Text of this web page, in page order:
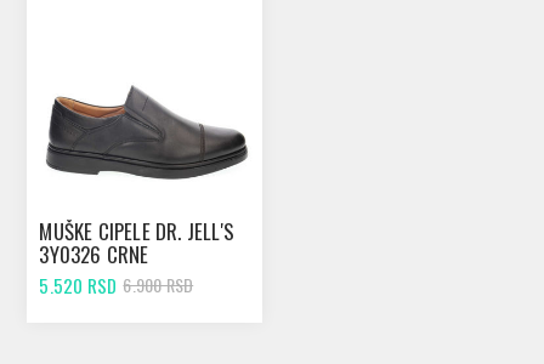
MUŠKE CIPELE DR. JELL'S
3Y0326 CRNE
5.520 RSD 6.900 RSD